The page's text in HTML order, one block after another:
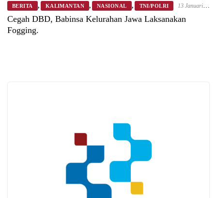
BERITA , KALIMANTAN , NASIONAL , TNI/POLRI
13 Januari
2026
Cegah DBD, Babinsa Kelurahan Jawa Laksanakan
Fogging.